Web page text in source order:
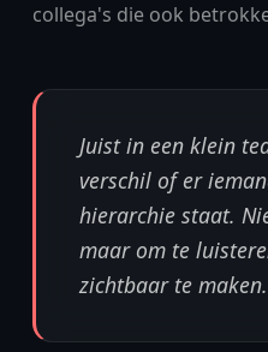
collega's die ook
Juist in een klein
verschil of er
hierarchie staat.
maar om te
zichtbaar te maken.